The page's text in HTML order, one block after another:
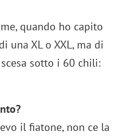
quando ho capito
una XL o XXL, ma di
sotto i 60 chili:
il fiatone, non ce la